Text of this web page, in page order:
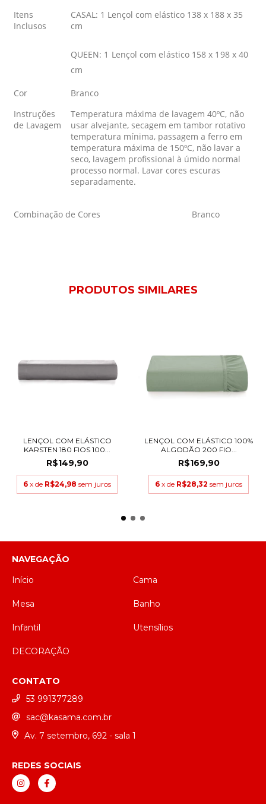
Itens
Inclusos
CASAL: 1 Lençol com elástico 138 x 188 x 35
cm
QUEEN: 1 Lençol com elástico 158 x 198 x 40
cm
Cor
Branco
Instruções
de Lavagem
Temperatura máxima de lavagem 40ºC, não
usar alvejante, secagem em tambor rotativo
temperatura mínima, passagem a ferro em
temperatura máxima de 150ºC, não lavar a
seco, lavagem profissional à úmido normal
processo normal. Lavar cores escuras
separadamente.
Combinação de Cores Branco
PRODUTOS SIMILARES
LENÇOL COM ELÁSTICO
KARSTEN 180 FIOS 100...
R$149,90
6 x de R$24,98 sem juros
LENÇOL COM ELÁSTICO 100%
ALGODÃO 200 FIO...
R$169,90
6 x de R$28,32 sem juros
NAVEGAÇÃO
Início
Cama
Mesa Banho
Infantil Utensílios
DECORAÇÃO
CONTATO
53 991377289
sac@kasama.com.br
Av. 7 setembro, 692 - sala 1
REDES SOCIAIS